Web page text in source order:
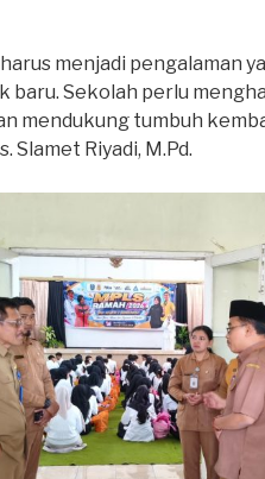
menjadi pengalaman
baru. Sekolah perlu
mendukung tumbuh
Slamet Riyadi, M.Pd.